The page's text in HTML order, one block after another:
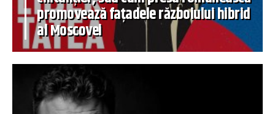
promovează fațadele războiului hibrid
al Moscovei